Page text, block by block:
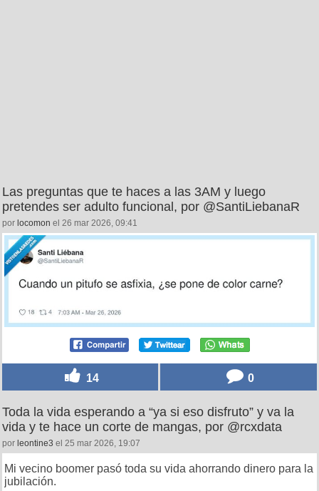
Las preguntas que te haces a las 3AM y luego
pretendes ser adulto funcional, por @SantiLiebanaR
por locomon el 26 mar 2026, 09:41
14 0
Toda la vida esperando a “ya si eso disfruto” y va la
vida y te hace un corte de mangas, por @rcxdata
por leontine3 el 25 mar 2026, 19:07
Mi vecino boomer pasó toda su vida ahorrando dinero para la
jubilación.